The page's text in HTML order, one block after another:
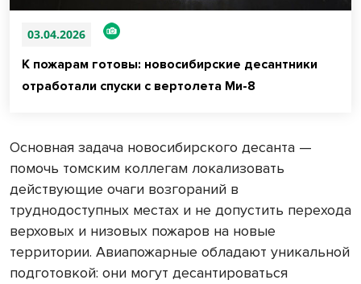
03.04.2026
К пожарам готовы: новосибирские десантники
отработали спуски с вертолета Ми-8
Основная задача новосибирского десанта —
помочь томским коллегам локализовать
действующие очаги возгораний в
труднодоступных местах и не допустить перехода
верховых и низовых пожаров на новые
территории. Авиапожарные обладают уникальной
подготовкой: они могут десантироваться